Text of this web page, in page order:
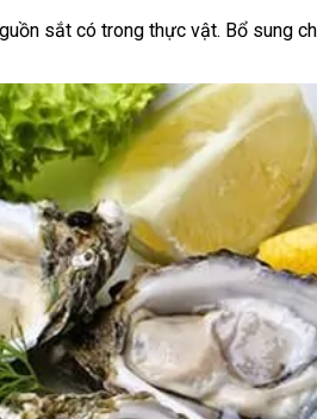
sắt có trong thực vật. Bổ sung